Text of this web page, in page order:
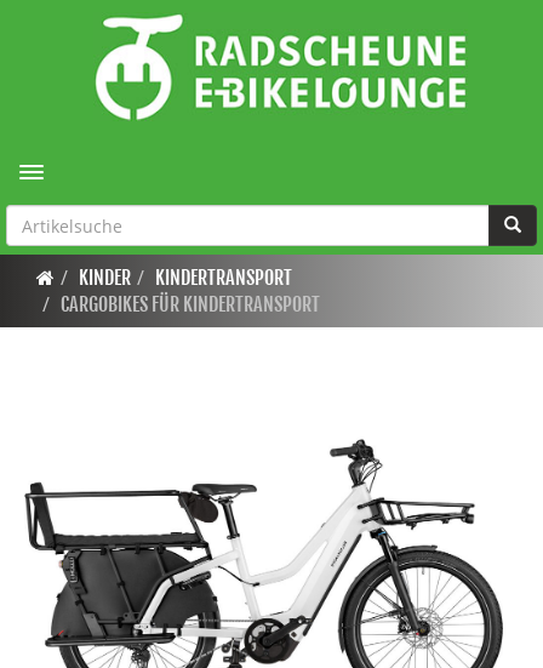
Toggle navigation
KINDER
KINDERTRANSPORT
CARGOBIKES FÜR KINDERTRANSPORT